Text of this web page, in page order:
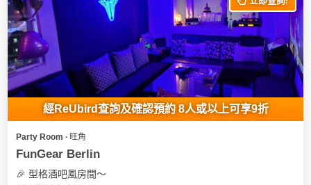
經ReUbird查詢及確認預約 8人或以上可享9折
Party Room ∙ 旺角
FunGear Berlin
🎉 型格酒吧風房間～